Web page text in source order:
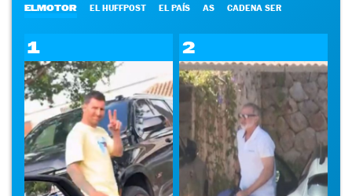
ELMOTOR EL HUFFPOST EL PAÍS AS CADENA SER
1 2